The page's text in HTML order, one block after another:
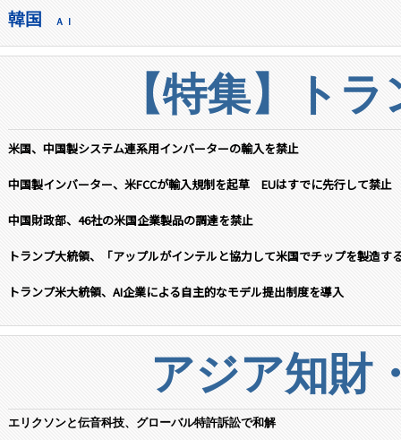
韓国 ＡＩ
【特集】ト
米国、中国製システム連系用インバーターの輸入を禁止
中国製インバーター、米FCCが輸入規制を起草 EUはすでに先行して禁止
中国財政部、46社の米国企業製品の調達を禁止
トランプ大統領、「アップルがインテルと協力して米国でチップを製造す
トランプ米大統領、AI企業による自主的なモデル提出制度を導入
アジア知財
エリクソンと伝音科技、グローバル特許訴訟で和解